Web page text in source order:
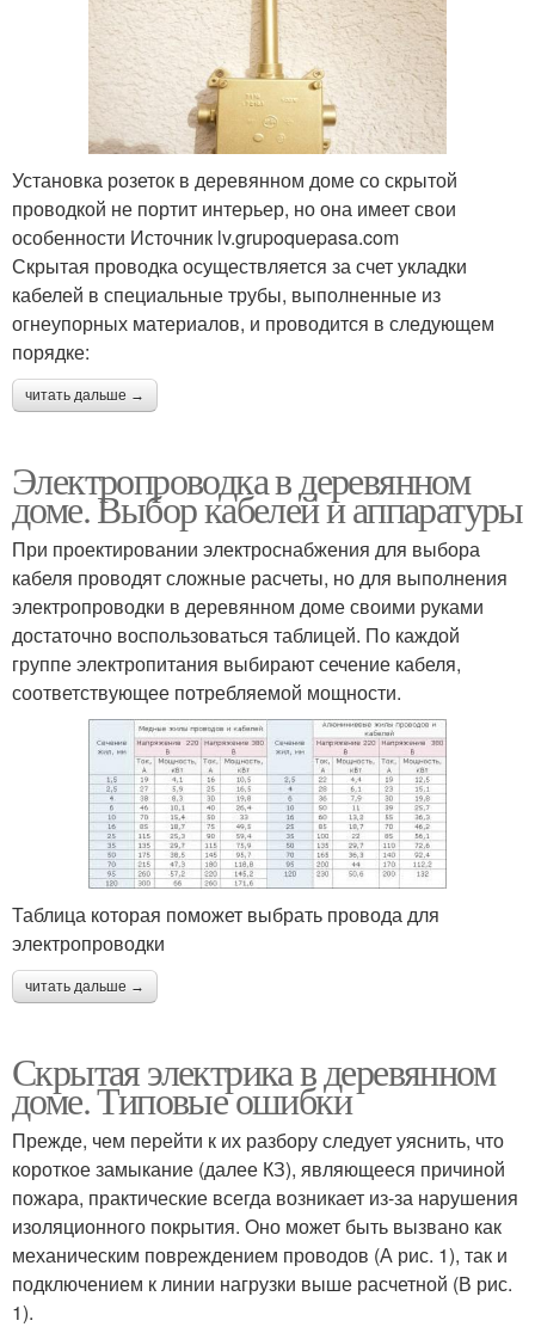
Установка розеток в деревянном доме со скрытой
проводкой не портит интерьер, но она имеет свои
особенности Источник lv.grupoquepasa.com
Скрытая проводка осуществляется за счет укладки
кабелей в специальные трубы, выполненные из
огнеупорных материалов, и проводится в следующем
порядке:
читать дальше →
Электропроводка в деревянном
доме. Выбор кабелей и аппаратуры
При проектировании электроснабжения для выбора
кабеля проводят сложные расчеты, но для выполнения
электропроводки в деревянном доме своими руками
достаточно воспользоваться таблицей. По каждой
группе электропитания выбирают сечение кабеля,
соответствующее потребляемой мощности.
Таблица которая поможет выбрать провода для
электропроводки
читать дальше →
Скрытая электрика в деревянном
доме. Типовые ошибки
Прежде, чем перейти к их разбору следует уяснить, что
короткое замыкание (далее КЗ), являющееся причиной
пожара, практические всегда возникает из-за нарушения
изоляционного покрытия. Оно может быть вызвано как
механическим повреждением проводов (А рис. 1), так и
подключением к линии нагрузки выше расчетной (В рис.
1).